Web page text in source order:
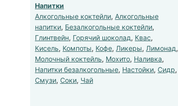
Напитки
Алкогольные коктейли, Алкогольные
напитки, Безалкогольные коктейли,
Глинтвейн, Горячий шоколад, Квас,
Кисель, Компоты, Кофе, Ликеры, Лимонад,
Молочный коктейль, Мохито, Наливка,
Напитки безалкогольные, Настойки, Сидр,
Смузи, Соки, Чай